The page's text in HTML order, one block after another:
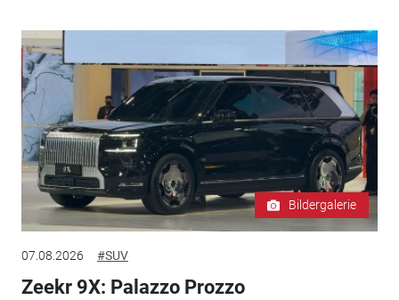
Bildergalerie
07.08.2026 #SUV
Zeekr 9X: Palazzo Prozzo